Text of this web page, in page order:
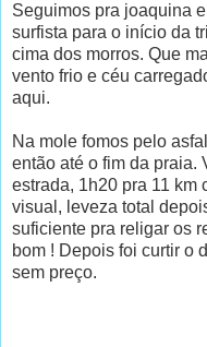
Seguimos pra joaquina
surfista para o início da
cima dos morros. Que
vento frio e céu
aqui.
Na mole fomos pelo
então até o fim da praia.
estrada, 1h20 pra 11 km
visual, leveza total
suficiente pra religar os
bom ! Depois foi curtir o
sem preço.